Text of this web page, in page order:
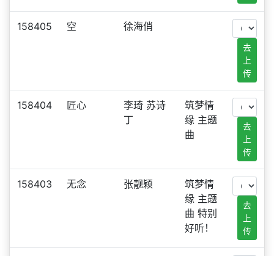
158405 空 徐海俏
去
上
传
158404 匠心
李琦 苏诗
丁
筑梦情
缘 主题
曲
去
上
传
158403 无念 张靓颖
筑梦情
缘 主题
曲 特别
好听！
去
上
传